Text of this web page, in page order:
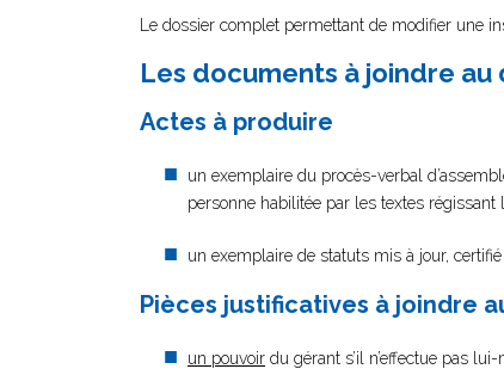
Le dossier complet permettant de modifier une
Les documents à joindre
Actes à produire
un exemplaire du procès-verbal
personne habilitée par les textes régissant
un exemplaire de statuts mis à jour,
Pièces justificatives à joindre
un pouvoir du gérant s’il n’effectue pas